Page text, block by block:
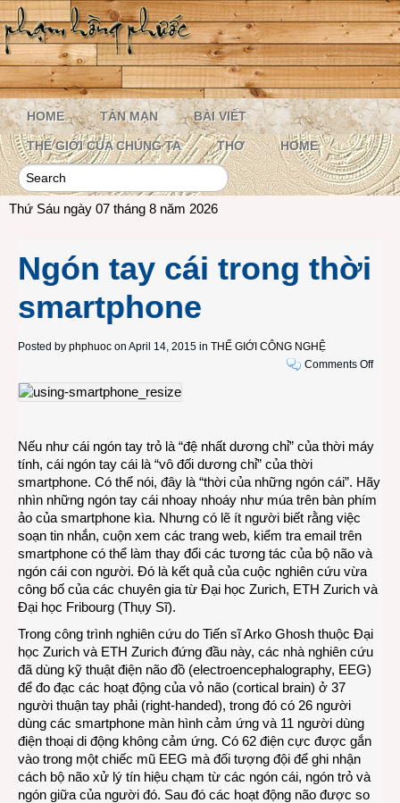
HOME TẢN MẠN BÀI VIẾT
THẾ GIỚI CỦA CHÚNG TA THƠ HOME
Thứ Sáu ngày 07 tháng 8 năm 2026
Ngón tay cái trong thời
smartphone
Posted by phphuoc on April 14, 2015 in THẾ GIỚI CÔNG NGHỆ
Comments Offon
Nếu như cái ngón tay trỏ là “đệ nhất dương chỉ” của thời máy
tính, cái ngón tay cái là “vô đối dương chỉ” của thời
smartphone. Có thể nói, đây là “thời của những ngón cái”. Hãy
nhìn những ngón tay cái nhoay nhoáy như múa trên bàn phím
ảo của smartphone kìa. Nhưng có lẽ ít người biết rằng việc
soạn tin nhắn, cuộn xem các trang web, kiểm tra email trên
smartphone có thể làm thay đổi các tương tác của bộ não và
ngón cái con người. Đó là kết quả của cuộc nghiên cứu vừa
công bố của các chuyên gia từ Đại học Zurich, ETH Zurich và
Đại học Fribourg (Thụy Sĩ).
Trong công trình nghiên cứu do Tiến sĩ Arko Ghosh thuộc Đại
học Zurich và ETH Zurich đứng đầu này, các nhà nghiên cứu
đã dùng kỹ thuật điện não đồ (electroencephalography, EEG)
để đo đạc các hoạt động của vỏ não (cortical brain) ở 37
người thuận tay phải (right-handed), trong đó có 26 người
dùng các smartphone màn hình cảm ứng và 11 người dùng
điện thoại di động không cảm ứng. Có 62 điện cực được gắn
vào trong một chiếc mũ EEG mà đối tượng đội để ghi nhận
cách bộ não xử lý tín hiệu chạm từ các ngón cái, ngón trỏ và
ngón giữa của người đó. Sau đó các hoạt động não được so